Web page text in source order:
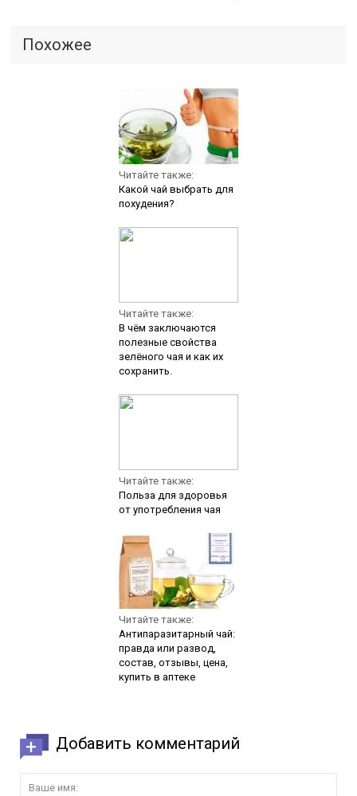
Похожее
Читайте также:
Какой чай выбрать для
похудения?
Читайте также:
В чём заключаются
полезные свойства
зелёного чая и как их
сохранить.
Читайте также:
Польза для здоровья
от употребления чая
Читайте также:
Антипаразитарный чай:
правда или развод,
состав, отзывы, цена,
купить в аптеке
Добавить комментарий